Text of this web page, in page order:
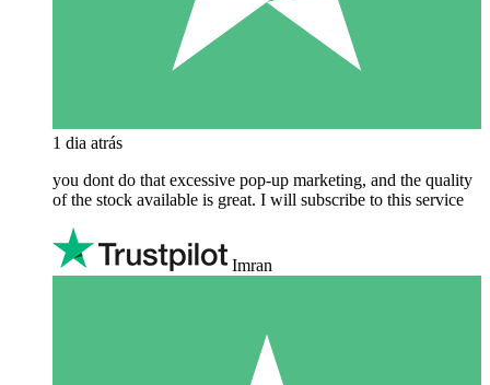
1 dia atrás
you dont do that excessive pop-up marketing, and the quality
of the stock available is great. I will subscribe to this service
Imran